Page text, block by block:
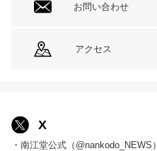
お問い合わせ
アクセス
X
・南江堂公式（@nankodo_NEWS）